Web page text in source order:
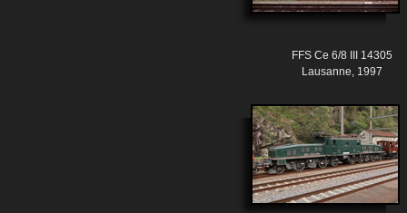
FFS Ce 6/8 III 14305
Lausanne, 1997